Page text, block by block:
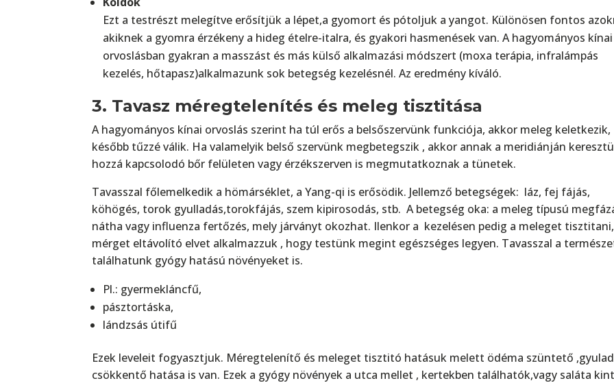
Ezt a testrészt melegítve erősítjük a lépet,a gyomort és pótoljuk a yangot. Különösen fontos
akiknek a gyomra érzékeny a hideg ételre-italra, és gyakori hasmenések van. A hagyományos kínai
orvoslásban gyakran a masszást és más külső alkalmazási módszert (moxa terápia, infralámpás
kezelés, hőtapasz)alkalmazunk sok betegség kezelésnél. Az eredmény kíváló.
3. Tavasz méregtelenítés és meleg tisztitása
A hagyományos kínai orvoslás szerint ha túl erős a belsőszervünk funkciója, akkor meleg keletkezik,
később tűzzé válik. Ha valamelyik belső szervünk megbetegszik , akkor annak a meridiánján
hozzá kapcsolodó bőr felületen vagy érzékszerven is megmutatkoznak a tünetek.
Tavasszal főlemelkedik a hömárséklet, a Yang-qi is erősödik. Jellemző betegségek: láz, fej fájás,
köhögés, torok gyulladás,torokfájás, szem kipirosodás, stb. A betegség oka: a meleg típusú
nátha vagy influenza fertőzés, mely járványt okozhat. Ilenkor a kezelésen pedig a meleget tisztitani,
mérget eltávolító elvet alkalmazzuk , hogy testünk megint egészséges legyen. Tavasszal a
találhatunk gyógy hatású növényeket is.
Pl.: gyermekláncfű,
pásztortáska,
lándzsás útifű
Ezek leveleit fogyasztjuk. Méregtelenítő és meleget tisztitó hatásuk melett ödéma szüntető
csökkentő hatása is van. Ezek a gyógy növények a utca mellet , kertekben találhatók,vagy saláta kint